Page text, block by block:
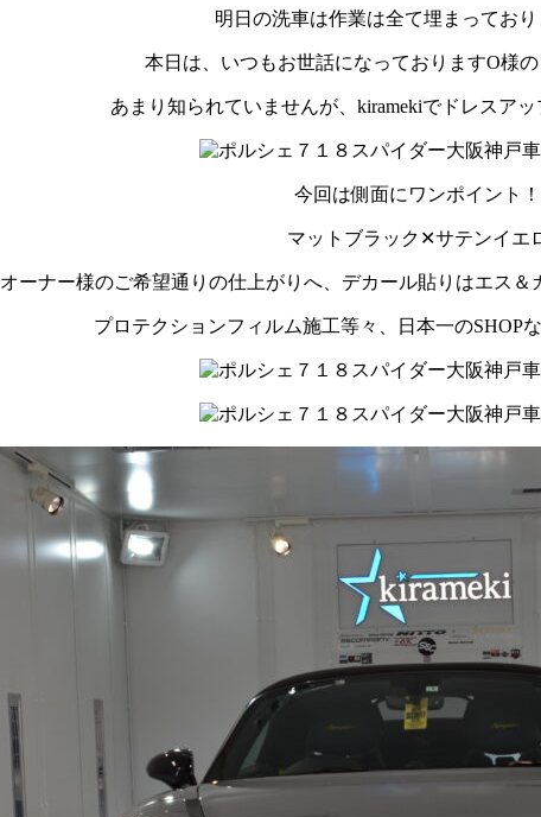
明日の洗車は作業は全て埋まっており
本日は、いつもお世話になっておりますO様の
あまり知られていませんが、kiramekiでドレスアッ
今回は側面にワンポイント！
マットブラック✕サテンイエ
オーナー様のご希望通りの仕上がりへ、デカール貼りはエス＆
プロテクションフィルム施工等々、日本一のSHOP